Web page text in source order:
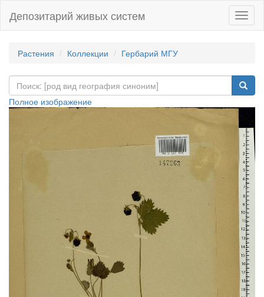
Депозитарий живых систем
Растения Коллекции Гербарий МГУ
Полное изображение